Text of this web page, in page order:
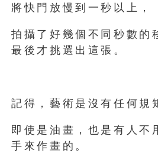
將快門放慢到一秒以上，
拍攝了好幾個不同秒數的
最後才挑選出這張。
記得，藝術是沒有任何規
即使是油畫，也是有人不
手來作畫的。